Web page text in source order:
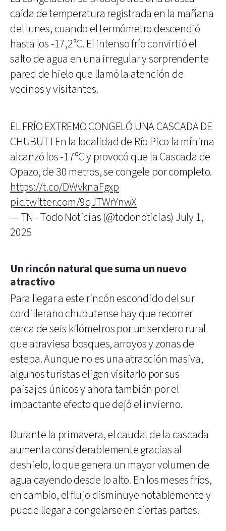
caída de temperatura registrada en la mañana
del lunes, cuando el termómetro descendió
hasta los -17,2°C. El intenso frío convirtió el
salto de agua en una irregular y sorprendente
pared de hielo que llamó la atención de
vecinos y visitantes.
EL FRÍO EXTREMO CONGELÓ UNA CASCADA DE
CHUBUT I En la localidad de Río Pico la mínima
alcanzó los -17ºC y provocó que la Cascada de
Opazo, de 30 metros, se congele por completo.
https://t.co/DWvknaFgxp
pic.twitter.com/9qJTWrYnwX
— TN - Todo Noticias (@todonoticias) July 1,
2025
Un rincón natural que suma un nuevo
atractivo
Para llegar a este rincón escondido del sur
cordillerano chubutense hay que recorrer
cerca de seis kilómetros por un sendero rural
que atraviesa bosques, arroyos y zonas de
estepa. Aunque no es una atracción masiva,
algunos turistas eligen visitarlo por sus
paisajes únicos y ahora también por el
impactante efecto que dejó el invierno.
Durante la primavera, el caudal de la cascada
aumenta considerablemente gracias al
deshielo, lo que genera un mayor volumen de
agua cayendo desde lo alto. En los meses fríos,
en cambio, el flujo disminuye notablemente y
puede llegar a congelarse en ciertas partes.